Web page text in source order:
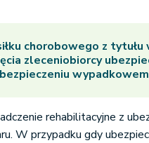
chorobowego z tytułu
zleceniobiorcy
rehabilitacyjne z
W przypadku gdy